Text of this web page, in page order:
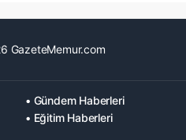
GazeteMemur.com
• Gündem Haberleri
• Eğitim Haberleri